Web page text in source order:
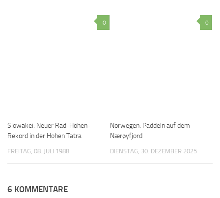
0
Slowakei: Neuer Rad-Höhen-
Rekord in der Hohen Tatra
FREITAG, 08. JULI 1988
0
Norwegen: Paddeln auf dem
Nærøyfjord
DIENSTAG, 30. DEZEMBER 2025
6 KOMMENTARE